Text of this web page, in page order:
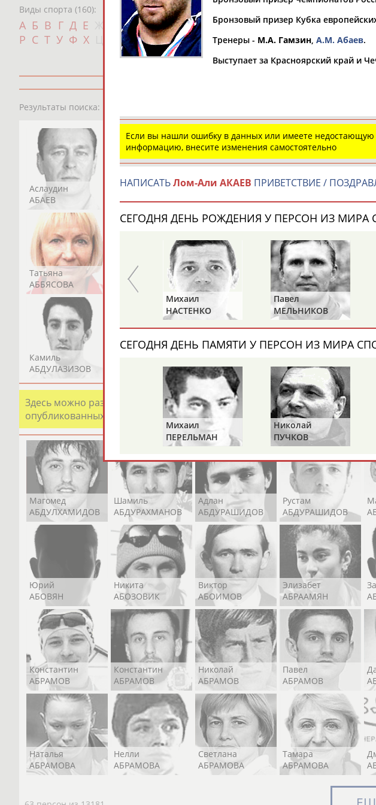
Виды спорта (160):
А Б В Г Д Е И К Л М Н О
П
Р С Т У Ф Х Ш Щ Э Ю Я
Дата рождения
чч год
Результаты поиска:
Аслаудин
АБАЕВ
Елена
АБАИМОВА
Мария
АБАКУМОВА
Юлия
АБАЛАКИНА
Татьяна
АББЯСОВА
Акжана
АБДИКАРИМОВА
Артур
АБДРАХМАНОВ
Каримжан
АБДРАХМАНОВ
Камиль
АБДУЛАЗИЗОВ
АБДУЛБЕКОВ
АБДУЛДАУДОВ
АБДУЛЖАЛИЛОВ
Здесь можно разместить информацию о хорошо известном спортсмене,
опубликованных записях. Страна должна знать своих героев! Герои
Магомед
АБДУЛХАМИДОВ
Шамиль
АБДУРАХМАНОВ
Адлан
АБДУРАШИДОВ
Рустам
АБДУРАШИДОВ
Юрий
АБОВЯН
Никита
АБОЗОВИК
Виктор
АБОИМОВ
Элизабет
АБРААМЯН
Константин
АБРАМОВ
Константин
АБРАМОВ
Николай
АБРАМОВ
Павел
АБРАМОВ
Наталья
АБРАМОВА
Нелли
АБРАМОВА
Светлана
АБРАМОВА
Тамара
АБРАМОВА
Бронзовый призер Кубка
Тренеры - М.А. Гамзин А.М. Абаев.
Выступает за Красноярский край и
Если вы нашли ошибку в данных или имеете недостающую
информацию, внесите изменения самостоятельно
НАПИСАТЬЛом-Али АКАЕВ ПРИВЕТСТВИЕ /
СЕГОДНЯ ДЕНЬ РОЖДЕНИЯ У ПЕРСОН ИЗ МИРА
Юрий
ХМЫЛЕВ
Михаил
НАСТЕНКО
Павел
МЕЛЬНИКОВ
СЕГОДНЯ ДЕНЬ ПАМЯТИ У ПЕРСОН ИЗ МИРА
Михаил
ПЕРЕЛЬМАН
(ПЕРЛЬМАН)
Николай
ПУЧКОВ